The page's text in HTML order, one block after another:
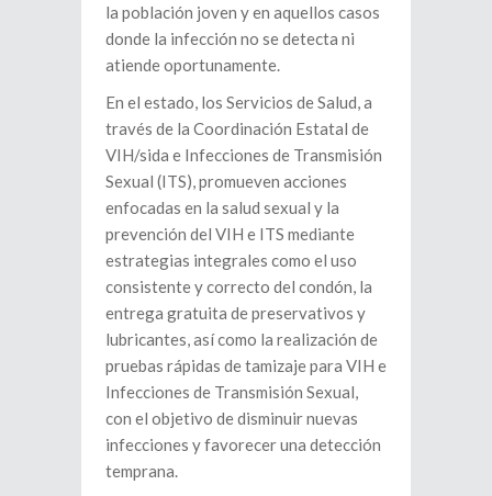
la población joven y en aquellos casos
donde la infección no se detecta ni
atiende oportunamente.
En el estado, los Servicios de Salud, a
través de la Coordinación Estatal de
VIH/sida e Infecciones de Transmisión
Sexual (ITS), promueven acciones
enfocadas en la salud sexual y la
prevención del VIH e ITS mediante
estrategias integrales como el uso
consistente y correcto del condón, la
entrega gratuita de preservativos y
lubricantes, así como la realización de
pruebas rápidas de tamizaje para VIH e
Infecciones de Transmisión Sexual,
con el objetivo de disminuir nuevas
infecciones y favorecer una detección
temprana.